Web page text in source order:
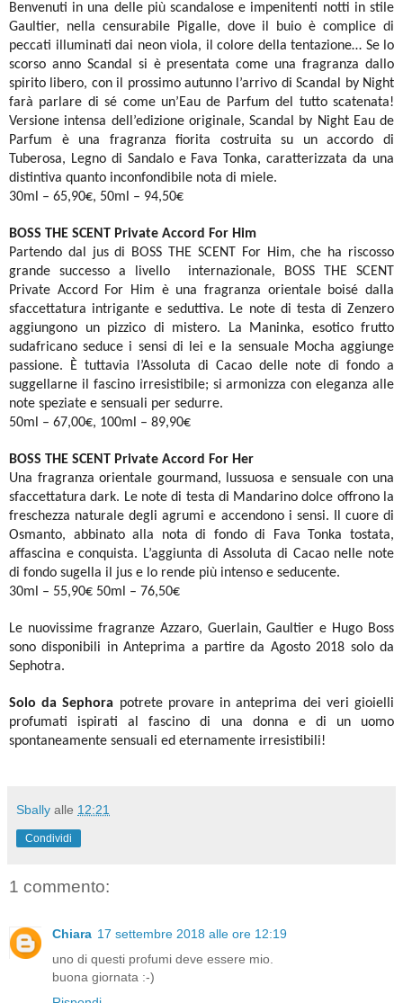
Benvenuti in una delle più scandalose e impenitenti notti in stile
Gaultier, nella censurabile Pigalle, dove il buio è complice di
peccati illuminati dai neon viola, il colore della tentazione… Se lo
scorso anno Scandal si è presentata come una fragranza dallo
spirito libero, con il prossimo autunno l’arrivo di Scandal by Night
farà parlare di sé come un’Eau de Parfum del tutto scatenata!
Versione intensa dell’edizione originale, Scandal by Night Eau de
Parfum è una fragranza fiorita costruita su un accordo di
Tuberosa, Legno di Sandalo e Fava Tonka, caratterizzata da una
distintiva quanto inconfondibile nota di miele.
30ml – 65,90€, 50ml – 94,50€
BOSS THE SCENT Private Accord For Him
Partendo dal jus di BOSS THE SCENT For Him, che ha riscosso
grande successo a livello internazionale, BOSS THE SCENT
Private Accord For Him è una fragranza orientale boisé dalla
sfaccettatura intrigante e seduttiva. Le note di testa di Zenzero
aggiungono un pizzico di mistero. La Maninka, esotico frutto
sudafricano seduce i sensi di lei e la sensuale Mocha aggiunge
passione. È tuttavia l’Assoluta di Cacao delle note di fondo a
suggellarne il fascino irresistibile; si armonizza con eleganza alle
note speziate e sensuali per sedurre.
50ml – 67,00€, 100ml – 89,90€
BOSS THE SCENT Private Accord For Her
Una fragranza orientale gourmand, lussuosa e sensuale con una
sfaccettatura dark. Le note di testa di Mandarino dolce offrono la
freschezza naturale degli agrumi e accendono i sensi. Il cuore di
Osmanto, abbinato alla nota di fondo di Fava Tonka tostata,
affascina e conquista. L’aggiunta di Assoluta di Cacao nelle note
di fondo sugella il jus e lo rende più intenso e seducente.
30ml – 55,90€ 50ml – 76,50€
Le nuovissime fragranze Azzaro, Guerlain, Gaultier e Hugo Boss
sono disponibili in Anteprima a partire da Agosto 2018 solo da
Sephotra.
Solo da Sephora potrete provare in anteprima dei veri gioielli
profumati ispirati al fascino di una donna e di un uomo
spontaneamente sensuali ed eternamente irresistibili!
Sbally alle 12:21
Condividi
1 commento:
Chiara 17 settembre 2018 alle ore 12:19
uno di questi profumi deve essere mio.
buona giornata :-)